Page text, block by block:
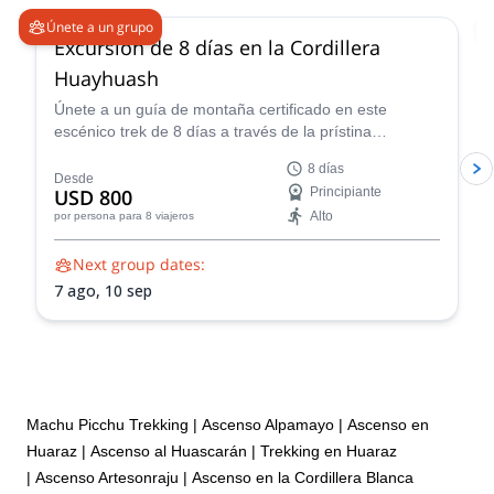
Únete a un grupo
Excursión de 8 días en la Cordillera
Huayhuash
Únete a un guía de montaña certificado en este
escénico trek de 8 días a través de la prístina
Desde
USD 800
por persona para 8 viajeros
8 días
Principiante
Alto
Next group dates:
7 ago, 10 sep
Machu Picchu Trekking | Ascenso Alpamayo | Ascenso en
Huaraz | Ascenso al Huascarán | Trekking en Huaraz
| Ascenso Artesonraju | Ascenso en la Cordillera Blanca